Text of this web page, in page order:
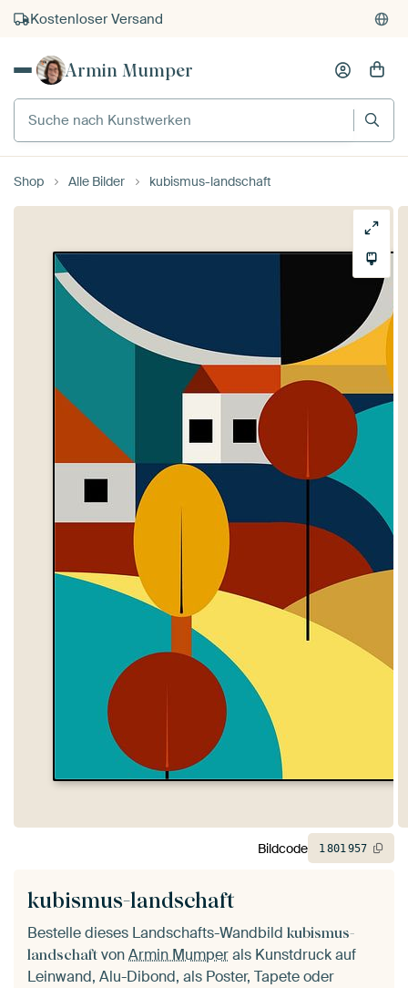
Kostenloser Versand
Kauf auf Rechnung
Armin Mumper
Suche nach Kunstwerken
Shop Alle Bilder kubismus-landschaft
kubismus-landschaft
Bestelle dieses Landschafts-Wandbild kubismus-
landschaft vonArmin Mumperals Kunstdruck auf
Leinwand, Alu-Dibond, als Poster, Tapete oder
Bildcode 1801957